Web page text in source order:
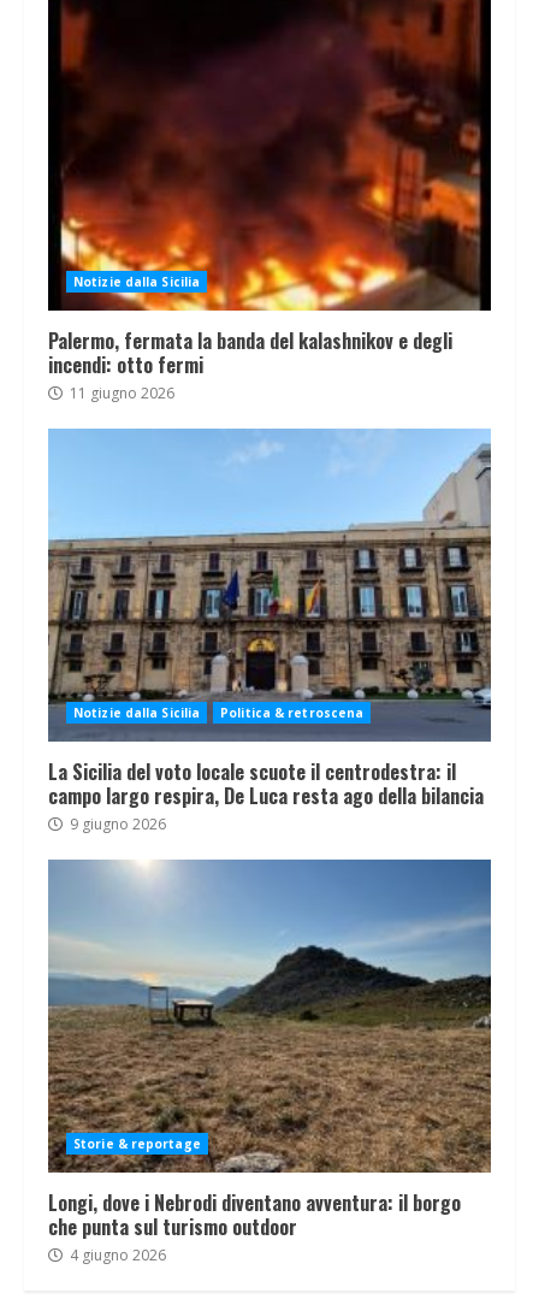
Notizie dalla Sicilia
Palermo, fermata la banda del kalashnikov e degli
incendi: otto fermi
11 giugno 2026
Notizie dalla Sicilia Politica & retroscena
La Sicilia del voto locale scuote il centrodestra: il
campo largo respira, De Luca resta ago della bilancia
9 giugno 2026
Storie & reportage
Longi, dove i Nebrodi diventano avventura: il borgo
che punta sul turismo outdoor
4 giugno 2026